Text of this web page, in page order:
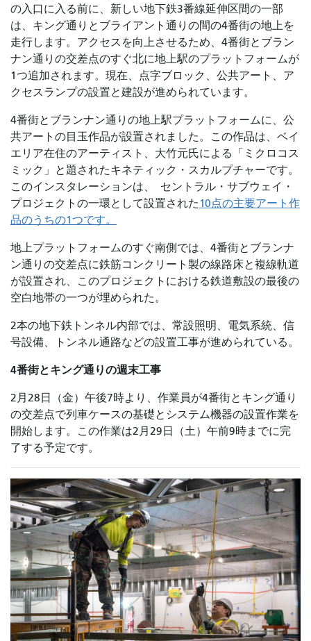
の入口に入る前に、新しい地下鉄3番線延伸区間の一部
は、キング通りとブライアント通りの間の4番街の地上を
走行します。アクセスを向上させるため、4番街とブラン
ナン通りの交差点のすぐ北に地上駅のプラットフォームが
1つ追加されます。現在、点字ブロック、公共アート、ア
クセスランプの設置と建設が進められています。
4番街とブランナン通りの地上駅プラットフォームに、公
共アートの目玉作品が設置されました。この作品は、ベイ
エリア在住のアーティスト、大竹元氏による「ミクロコス
ミック」と題されたキネティック・スカルプチャーです。
このインスタレーションは、
セントラル・サブウェイ・
プロジェクトの一環として設置された10点の主要アート作
品のうちの1つです。
地上プラットフォームのすぐ南側では、4番街とブランナ
ン通りの交差点に鉄筋コンクリート製の線路床と複線軌道
が設置され、このプロジェクトにおける鉄道敷設の最後の
空白地帯の一つが埋められた。
2本の地下鉄トンネル内部では、常設照明、電気系統、信
号設備、トンネル通路などの設置工事が進められている。
4番街とキング通りの週末工事
2月28日（金）午後7時より、作業員が4番街とキング通り
の交差点で列車ケースの基礎とシステム機器の設置作業を
開始します。この作業は2月29日（土）午前9時までに完
了する予定です。